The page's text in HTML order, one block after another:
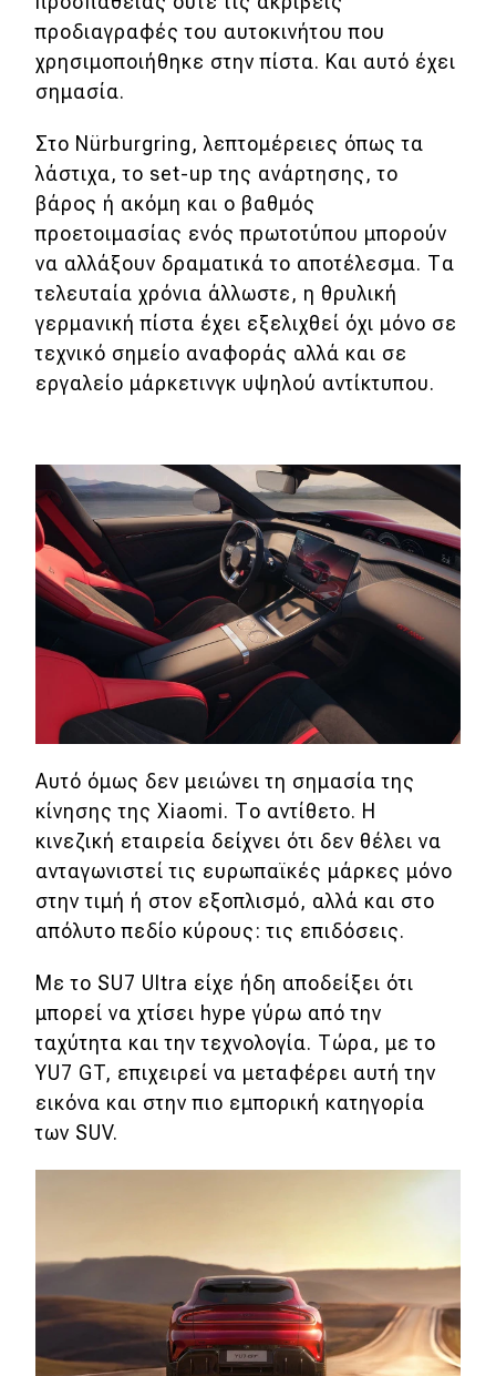
προδιαγραφές του αυτοκινήτου που
χρησιμοποιήθηκε στην πίστα. Και αυτό έχει
σημασία.
Στο Nürburgring, λεπτομέρειες όπως τα
λάστιχα, το set-up της ανάρτησης, το
βάρος ή ακόμη και ο βαθμός
προετοιμασίας ενός πρωτοτύπου μπορούν
να αλλάξουν δραματικά το αποτέλεσμα. Τα
τελευταία χρόνια άλλωστε, η θρυλική
γερμανική πίστα έχει εξελιχθεί όχι μόνο σε
τεχνικό σημείο αναφοράς αλλά και σε
εργαλείο μάρκετινγκ υψηλού αντίκτυπου.
Αυτό όμως δεν μειώνει τη σημασία της
κίνησης της Xiaomi. Το αντίθετο. Η
κινεζική εταιρεία δείχνει ότι δεν θέλει να
ανταγωνιστεί τις ευρωπαϊκές μάρκες μόνο
στην τιμή ή στον εξοπλισμό, αλλά και στο
απόλυτο πεδίο κύρους: τις επιδόσεις.
Με το SU7 Ultra είχε ήδη αποδείξει ότι
μπορεί να χτίσει hype γύρω από την
ταχύτητα και την τεχνολογία. Τώρα, με το
YU7 GT, επιχειρεί να μεταφέρει αυτή την
εικόνα και στην πιο εμπορική κατηγορία
των SUV.